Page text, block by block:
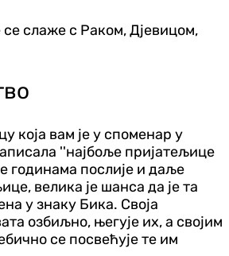
слаже с Раком, Дјевицом,
која вам је у споменар у
''најбоље пријатељице
годинама послије и даље
велика је шанса да је та
у знаку Бика. Своја
озбиљно, његује их, а својим
се посвећује те им